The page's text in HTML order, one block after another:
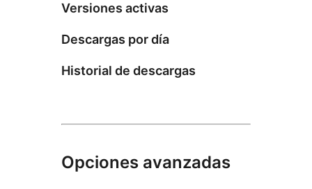
Versiones activas
Descargas por día
Historial de descargas
Opciones avanzadas